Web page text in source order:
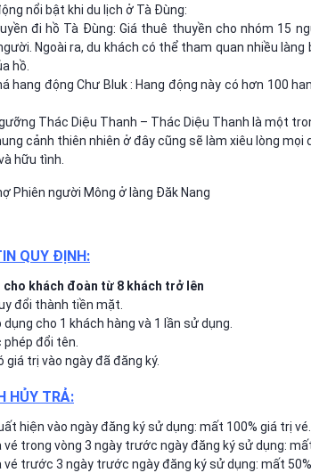
nổi bật khi du lịch ở Tà Đùng:
đi hồ Tà Đùng: Giá thuê thuyền cho nhóm 15
Ngoài ra, du khách có thể tham quan nhiều
hồ.
hang động Chư Bluk : Hang động này có hơn 100
Thác Diệu Thanh – Thác Diệu Thanh là một
cảnh thiên nhiên ở đây cũng sẽ làm xiêu lòng
hữu tình.
Phiên người Mông ở làng Đăk Nang
QUY ĐỊNH:
cho khách đoàn từ 8 khách trở lên
đổi thành tiền mặt.
dụng cho 1 khách hàng và 1 lần sử dụng.
phép đổi tên.
giá trị vào ngày đã đăng ký.
HỦY TRẢ:
hiện vào ngày đăng ký sử dụng: mất 100% giá trị vé.
vé trong vòng 3 ngày trước ngày đăng ký sử dụng:
vé trước 3 ngày trước ngày đăng ký sử dụng: mất